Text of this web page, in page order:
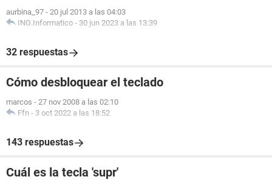
aurbina_97 - 20 jul 2013 a las 04:03
ING.Informatico - 30 jun 2023 a las 13:39
32 respuestas
Cómo desbloquear el teclado
marcos - 27 nov 2008 a las 02:10
Ffn - 3 oct 2022 a las 18:52
143 respuestas
Cuál es la tecla 'supr'